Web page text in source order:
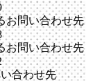
お問い合わせ先
お問い合わせ先
合わせ先